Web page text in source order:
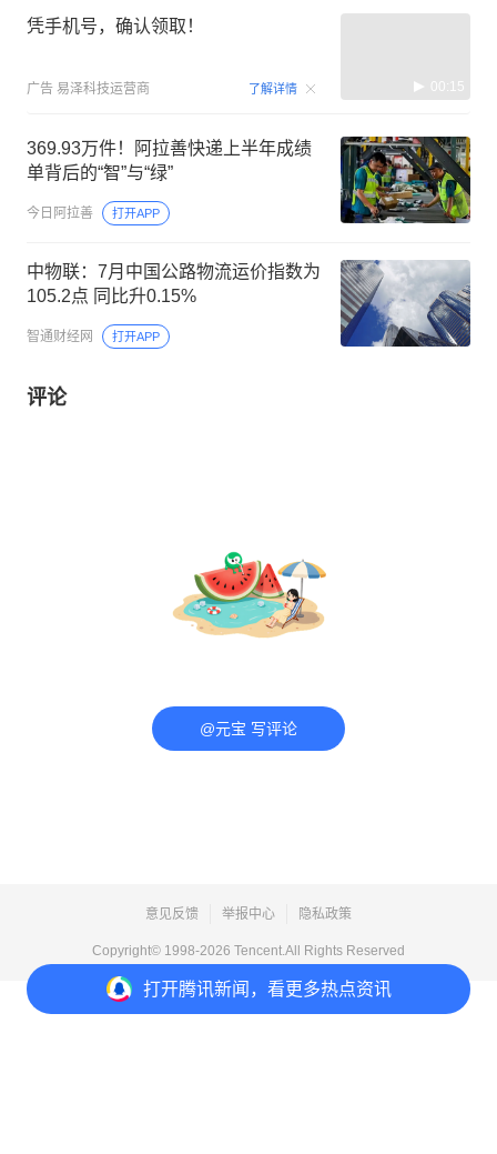
打开腾讯新闻，看更多热点资讯
凭手机号，确认领取！
广告 易泽科技运营商 了解详情 00:15
369.93万件！阿拉善快递上半年成绩
单背后的“智”与“绿”
今日阿拉善 打开APP
中物联：7月中国公路物流运价指数为
105.2点 同比升0.15%
智通财经网 打开APP
评论
@元宝 写评论
意见反馈 举报中心 隐私政策
Copyright© 1998-2026 Tencent.All Rights Reserved